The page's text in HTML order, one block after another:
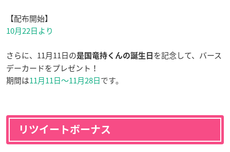
【配布開始】
10月22日より
さらに、11月11日の是国竜持くんの誕生日 を記念して、バース
デーカードをプレゼント！
期間は11月11日〜11月28日です。
リツイートボーナス